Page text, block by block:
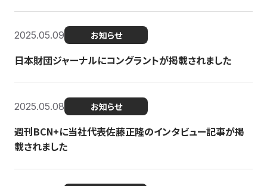
2025.05.09 お知らせ
日本財団ジャーナルにコングラントが掲載されました
2025.05.08 お知らせ
週刊BCN+に当社代表佐藤正隆のインタビュー記事が掲
載されました